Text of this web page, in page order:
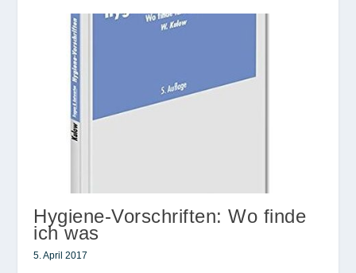
Hygiene-Vorschriften: Wo finde
ich was
5. April 2017